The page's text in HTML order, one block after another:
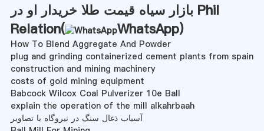
بازار سیاه قیمت طلا خریدار او در Phil
Relation(
WhatsApp)
How To Blend Aggregate And Powder
plug and grinding containerized cement plants from spain
construction and mining machinery
costs of gold mining equipment
Babcock Wilcox Coal Pulverizer 10e Ball
explain the operation of the mill alkahrbaah
آسیاب ذغال سنگ در نیروگاه با تصاویر